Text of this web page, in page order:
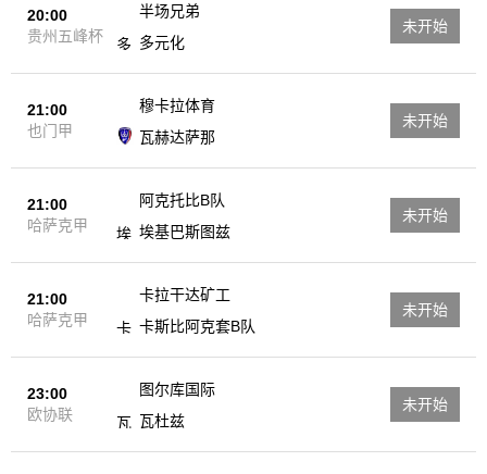
20:00
贵州五峰杯
半场兄弟
多元化
未开始
21:00
也门甲
穆卡拉体育
瓦赫达萨那
未开始
21:00
哈萨克甲
阿克托比B队
埃基巴斯图兹
未开始
21:00
哈萨克甲
卡拉干达矿工
卡斯比阿克套B队
未开始
23:00
欧协联
图尔库国际
瓦杜兹
未开始